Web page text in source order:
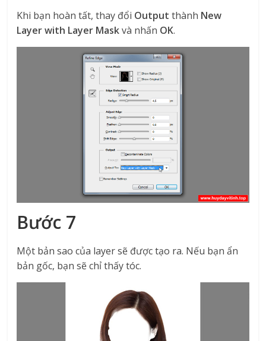
Khi bạn hoàn tất, thay đổi Output thành New
Layer with Layer Maskvà nhấn OK.
Bước 7
Một bản sao của layer sẽ được tạo ra. Nếu bạn ẩn
bản gốc, bạn sẽ chỉ thấy tóc.